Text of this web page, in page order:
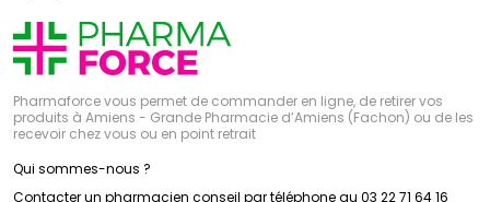
Pharmaforce vous permet de commander en ligne, de retirer vos
produits à Amiens - Grande Pharmacie d’Amiens (Fachon) ou de les
recevoir chez vous ou en point retrait
Qui sommes-nous ?
Contacter un pharmacien conseil par téléphone au 03 22 71 64 16